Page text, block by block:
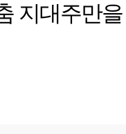
지대주만